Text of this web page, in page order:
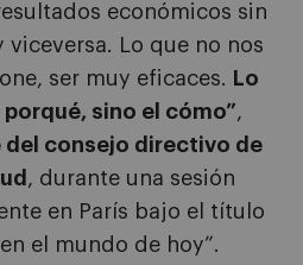
económicos sin
viceversa. Lo que no nos
ser muy eficaces. Lo
sino el cómo”,
del consejo directivo de
, durante una sesión
en París bajo el título
el mundo de hoy”.